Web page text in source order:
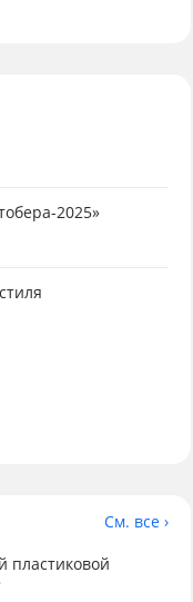
2025»
См. все ›
пластиковой